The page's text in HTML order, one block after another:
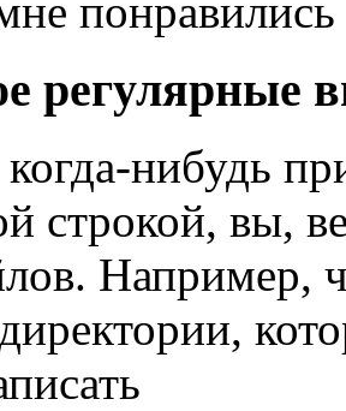
регулярные
нибудь
строкой, вы,
Например,